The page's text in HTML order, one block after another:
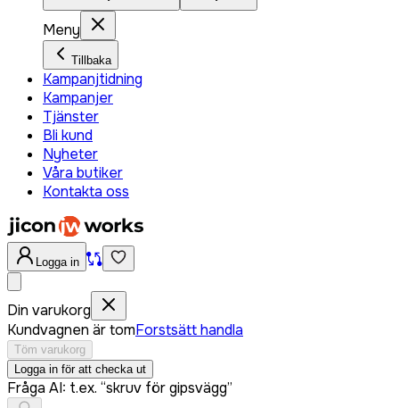
Meny
Tillbaka
Kampanjtidning
Kampanjer
Tjänster
Bli kund
Nyheter
Våra butiker
Kontakta oss
Logga in
Din varukorg
Kundvagnen är tomForstsätt handla
Töm varukorg
Logga in för att checka ut
Fråga AI: t.ex. “skruv för gipsvägg”